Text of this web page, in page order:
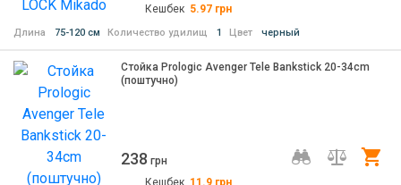
Кешбек 5.97 грн
Длина 75-120 см Количество удилищ 1 Цвет черный
Стойка Prologic Avenger Tele Bankstick 20-34cm
(поштучно)
238 грн
Кешбек 11.9 грн